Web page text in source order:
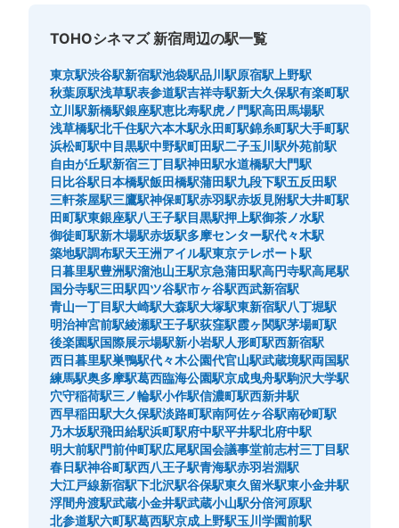
保管できる荷物数
/ ¥600中:4/ ¥400小:31/ ¥300
支払い方法
このコインロッカーの位置を見る
歌舞伎町交番前Humax Pavilion 新宿北側
コインロッカー
新宿BLAZE駅から徒歩2分
本日の営業時間:00:00〜00:00
歌舞伎町交番前にあるコインロッカーになります。
TOHOシネマズ 新宿周辺の駅一覧
東京駅渋谷駅新宿駅池袋駅品川駅原宿駅 上野駅
秋葉原駅浅草駅表参道駅吉祥寺駅新大久保駅有楽町駅
立川駅新橋駅銀座駅恵比寿駅虎ノ門駅高田馬場駅
浅草橋駅北千住駅六本木駅永田町駅錦糸町駅大手町駅
浜松町駅中目黒駅中野駅町田駅二子玉川駅外苑前駅
自由が丘駅新宿三丁目駅神田駅水道橋駅大門駅
日比谷駅日本橋駅飯田橋駅蒲田駅九段下駅五反田駅
三軒茶屋駅三鷹駅神保町駅赤羽駅赤坂見附駅大井町駅
田町駅東銀座駅八王子駅目黒駅押上駅御茶ノ水駅
御徒町駅新木場駅赤坂駅多摩センター駅代々木駅
築地駅調布駅天王洲アイル駅東京テレポート駅
日暮里駅豊洲駅溜池山王駅京急蒲田駅高円寺駅高尾駅
国分寺駅三田駅四ツ谷駅市ヶ谷駅西武新宿駅
青山一丁目駅大崎駅大森駅大塚駅東新宿駅八丁堀駅
明治神宮前駅綾瀬駅王子駅荻窪駅霞ヶ関駅茅場町駅
後楽園駅国際展示場駅新小岩駅 人形町駅西新宿駅
西日暮里駅巣鴨駅代々木公園代官山駅武蔵境駅両国駅
練馬駅奥多摩駅葛西臨海公園駅京成曳舟駅駒沢大学駅
穴守稲荷駅三ノ輪駅小作駅信濃町駅西新井駅
西早稲田駅大久保駅淡路町駅南阿佐ヶ谷駅南砂町駅
乃木坂駅飛田給駅浜町駅府中駅平井駅北府中駅
明大前駅門前仲町駅広尾駅国会議事堂前志村三丁目駅
春日駅神谷町駅西八王子駅青海駅赤羽岩淵駅
大江戸線新宿駅下北沢駅谷保駅東久留米駅東小金井駅
浮間舟渡駅武蔵小金井駅武蔵小山駅分倍河原駅
北参道駅六町駅葛西駅京成上野駅玉川学園前駅